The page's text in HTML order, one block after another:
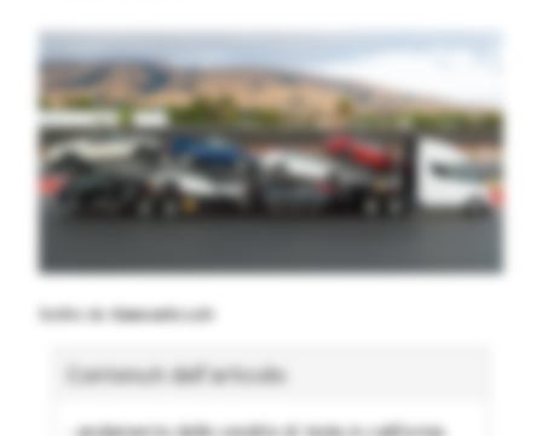
Scritto da Giancarlo Loti
Contenuti dell'articolo